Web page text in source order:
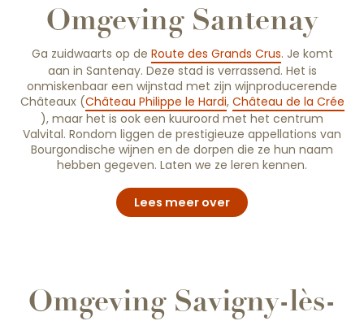
Omgeving Santenay
Ga zuidwaarts op de Route des Grands Crus. Je komt
aan in Santenay. Deze stad is verrassend. Het is
onmiskenbaar een wijnstad met zijn wijnproducerende
Châteaux (Château Philippe le Hardi, Château de la Crée
), maar het is ook een kuuroord met het centrum
Valvital. Rondom liggen de prestigieuze appellations van
Bourgondische wijnen en de dorpen die ze hun naam
hebben gegeven. Laten we ze leren kennen.
Lees meer over
Omgeving Savigny-lès-